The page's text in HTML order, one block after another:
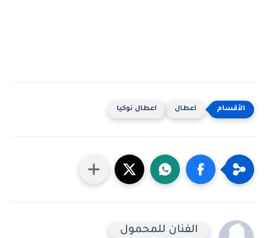
اعطال اعطال نوكيا
الفنان للمحمول